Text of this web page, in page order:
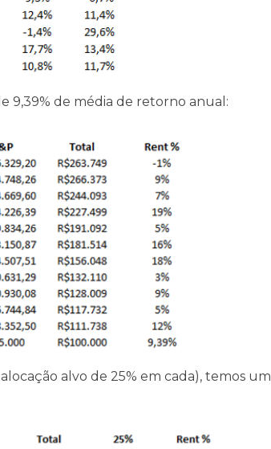
9,39% de média de retorno anual:
alvo de 25% em cada), temos um